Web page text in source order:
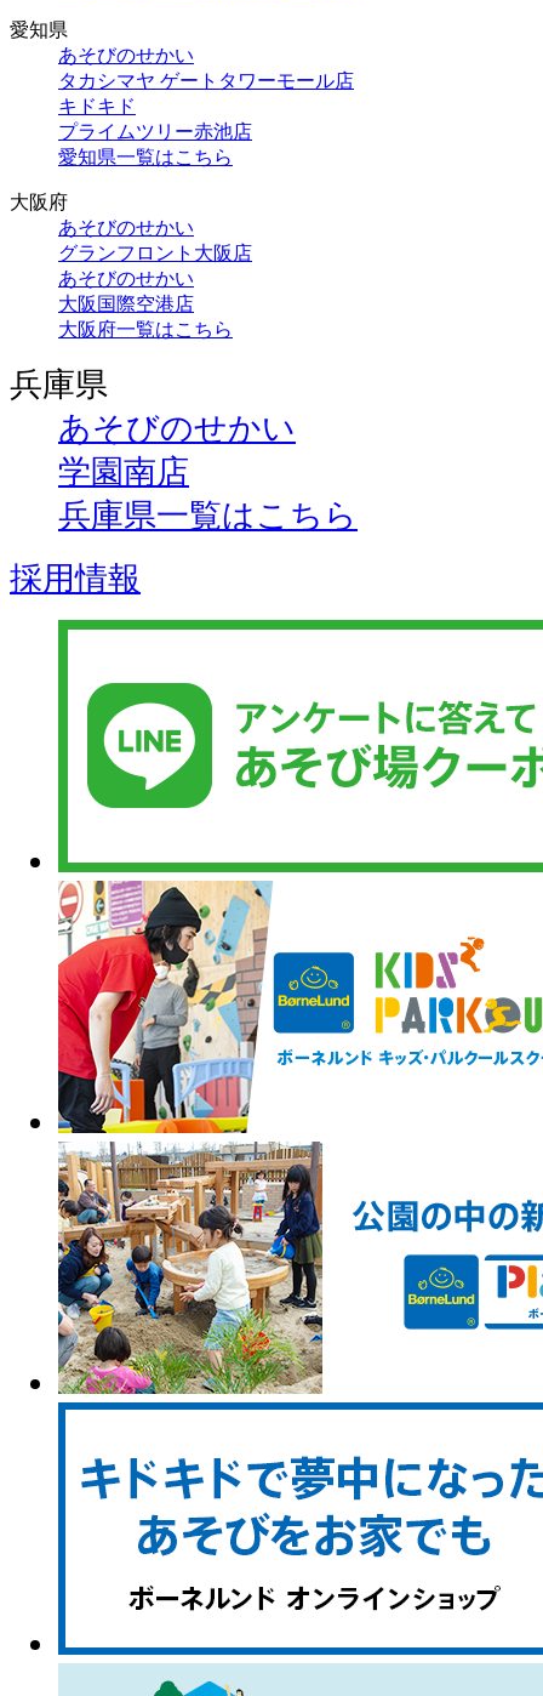
愛知県
あそびのせかい
タカシマヤ ゲートタワーモール店
キドキド
プライムツリー赤池店
愛知県一覧はこちら
大阪府
あそびのせかい
グランフロント大阪店
あそびのせかい
大阪国際空港店
大阪府一覧はこちら
兵庫県
あそびのせかい
学園南店
兵庫県一覧はこちら
採用情報